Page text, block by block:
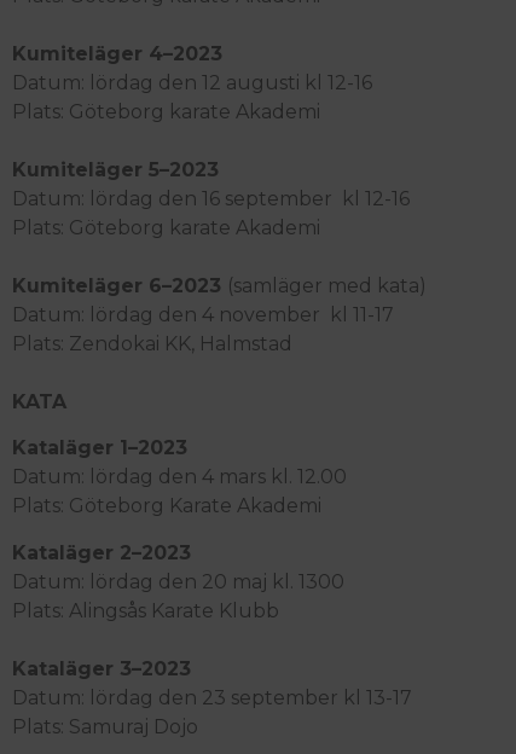
Kumiteläger 4–2023
Datum: lördag den 12 augusti kl 12-16
Plats: Göteborg karate Akademi
Kumiteläger 5–2023
Datum: lördag den 16 september
kl 12-16
Plats: Göteborg karate Akademi
Kumiteläger 6–2023 (samläger med kata)
Datum: lördag den 4 november
kl 11-17
Plats: Zendokai KK, Halmstad
KATA
Kataläger 1–2023
Datum: lördag den 4 mars kl. 12.00
Plats: Göteborg Karate Akademi
Kataläger 2–2023
Datum: lördag den 20 maj kl. 1300
Plats: Alingsås Karate Klubb
Kataläger 3–2023
Datum: lördag den 23 september kl 13-17
Plats: Samuraj Dojo